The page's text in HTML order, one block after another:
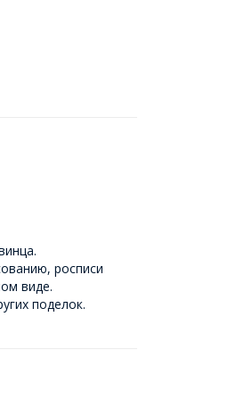
росписи
виде.
поделок.